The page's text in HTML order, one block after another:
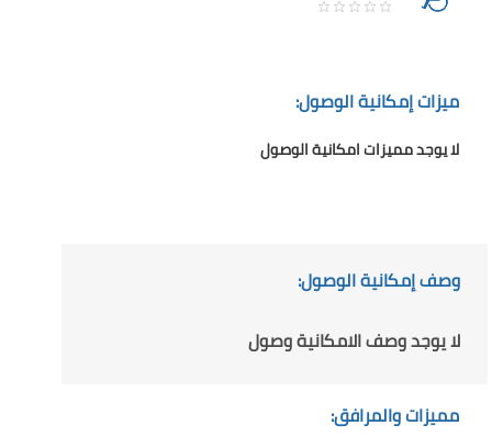
ميزات إمكانية الوصول:
لا يوجد مميزات امكانية الوصول
وصف إمكانية الوصول:
لا يوجد وصف الامكانية وصول
مميزات والمرافق: